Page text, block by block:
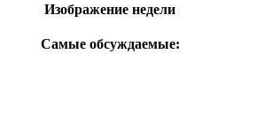
Изображение недели
Самые обсуждаемые: